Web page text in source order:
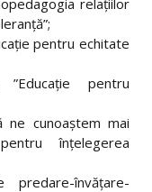
relaţiilor
pentru echitate
”Educaţie pentru
ne cunoaștem mai
înţelegerea
învăţare-